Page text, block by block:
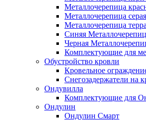
Металлочерепица
Металлочерепица серая
Металлочерепица
Синяя
Черная
Комплектующие для
Обустройство кровли
Кровельное
Снегозадержатели на
Ондувилла
Комплектующие для
Ондулин
Ондулин Смарт